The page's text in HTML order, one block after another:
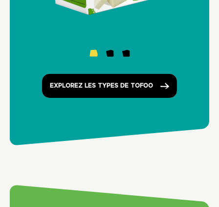
EXPLOREZ LES TYPES DE TOFOO